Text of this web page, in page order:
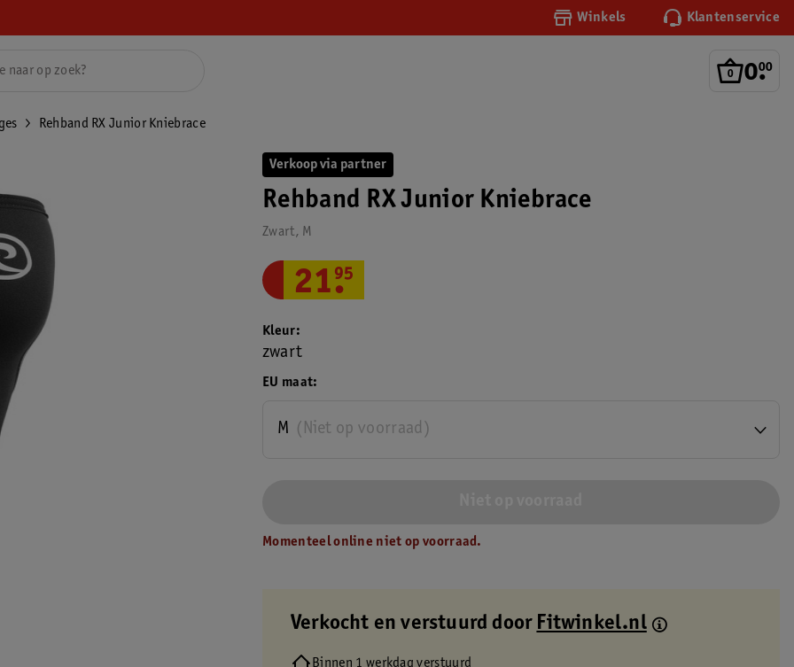
Winkels Klantenservice
0.
00
Rehband RX Junior Kniebrace
Verkoop via partner
Rehband RX Junior Kniebrace
Zwart, M
21.
95
EU maat
(Niet op voorraad)
M
Kleur
zwart
Momenteel online niet op voorraad.
Verkocht en verstuurd door Fitwinkel.nl
Binnen 1 werkdag verstuurd